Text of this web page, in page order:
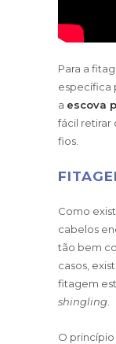
Para a
específica
a escova
fácil retirar
fios.
Como
cabelos
tão bem
casos,
fitagem
shingling
O